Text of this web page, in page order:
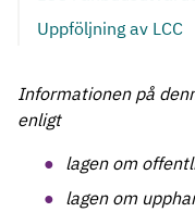
Uppföljning av LCC
Informationen på
enligt
lagen om
lagen om